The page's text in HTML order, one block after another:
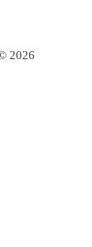
2026